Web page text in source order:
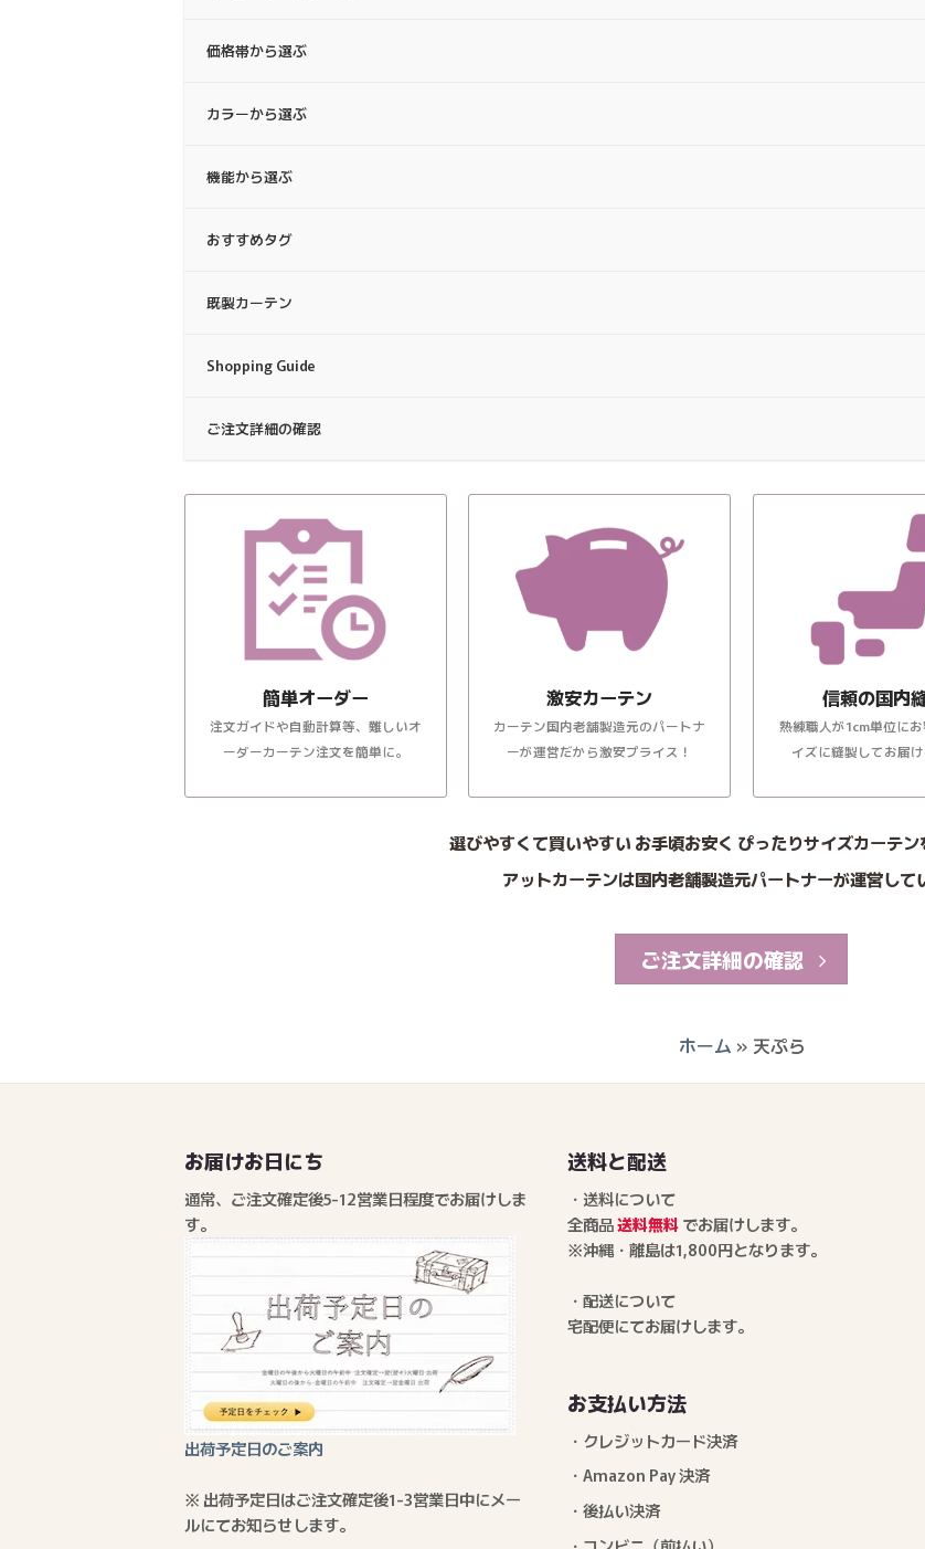
価格帯から選ぶ
カラーから選ぶ
機能から選ぶ
おすすめタグ
既製カーテン
Shopping Guide
ご注文詳細の確認
簡単オーダー
注文ガイドや自動計算等、難しいオ
ーダーカーテン注文を簡単に。
激安カーテン
カーテン国内老舗製造元のパートナ
ーが運営だから激安プライス！
信頼の国内
熟練職人が1cm単位に
イズに縫製してお届け
選びやすくて買いやすい お手頃お安く ぴったりサイズカーテ
アットカーテンは国内老舗製造元パートナーが運営して
ご注文詳細の確認
ホーム » 天ぷら
お届けお日にち
通常、ご注文確定後5-12営業日程度でお届けしま
す。
出荷予定日のご案内
※ 出荷予定日はご注文確定後1-3営業日中にメー
ルにてお知らせします。
送料と配送
・送料について
全商品送料無料でお届けします。
※沖縄・離島は1,800円となります。
・配送について
宅配便にてお届けします。
お支払い方法
・クレジットカード決済
・Amazon Pay 決済
・後払い決済